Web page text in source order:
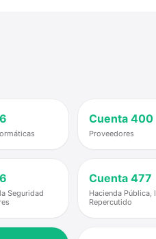
Cuenta 400
Proveedores
Seguridad
Cuenta 477
Hacienda Pública,
Repercutido